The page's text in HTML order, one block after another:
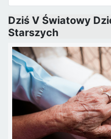
Dziś V Światowy
Starszych